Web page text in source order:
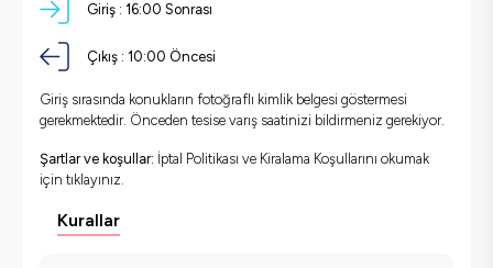
Giriş : 16:00 Sonrası
Çıkış : 10:00 Öncesi
Giriş sırasında konukların fotoğraflı kimlik belgesi göstermesi
gerekmektedir. Önceden tesise varış saatinizi bildirmeniz gerekiyor.
Şartlar ve koşullar: İptal Politikası ve Kiralama Koşullarını okumak
için tıklayınız.
Kurallar